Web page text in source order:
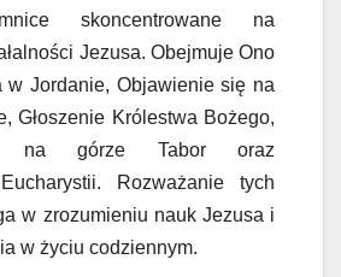
skoncentrowane na
Jezusa. Obejmuje Ono
w Jordanie, Objawienie się na
Głoszenie Królestwa Bożego,
na górze Tabor oraz
Rozważanie tych
w zrozumieniu nauk Jezusa i
w życiu codziennym.